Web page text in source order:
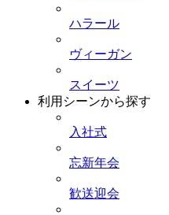
ハラール
ヴィーガン
スイーツ
利用シーンから探す
入社式
忘新年会
歓送迎会